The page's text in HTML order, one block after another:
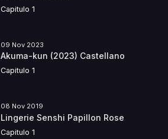
Capitulo 1
09 Nov 2023
Akuma-kun (2023) Castellano
Capitulo 1
08 Nov 2019
Lingerie Senshi Papillon Rose
Capitulo 1